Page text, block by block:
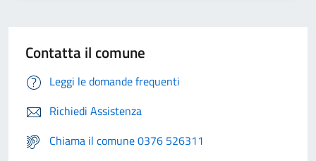
Contatta il comune
Leggi le domande frequenti
Richiedi Assistenza
Chiama il comune 0376 526311